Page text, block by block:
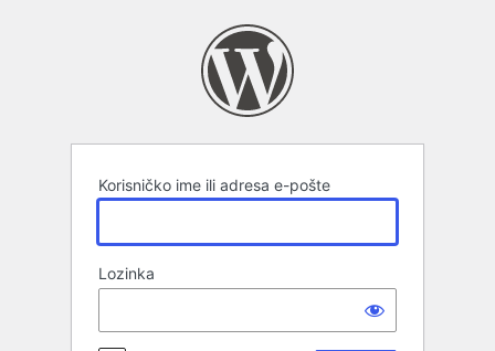
Korisničko ime ili adresa e-pošte
Lozinka